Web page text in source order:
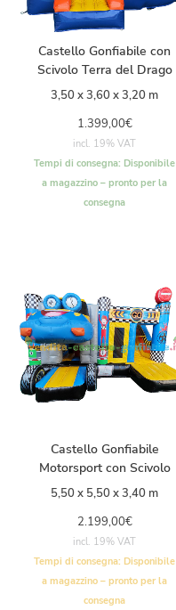
Castello Gonfiabile con
Scivolo Terra del Drago
3,50 x 3,60 x 3,20 m
1.399,00€
incl. 19% VAT
Tempi di consegna: Disponibile
a magazzino – pronto per la
consegna
Castello Gonfiabile
Motorsport con Scivolo
5,50 x 5,50 x 3,40 m
2.199,00€
incl. 19% VAT
Tempi di consegna: Disponibile
a magazzino – pronto per la
consegna